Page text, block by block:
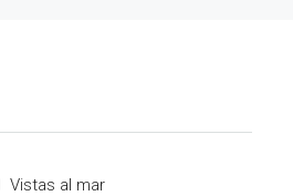
Vistas al mar